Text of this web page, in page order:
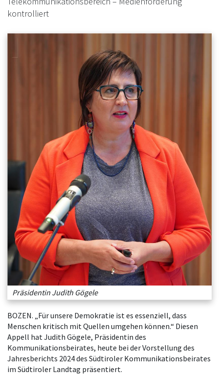
kontrolliert
Präsidentin Judith Gögele
BOZEN. „Für unsere Demokratie ist es essenziell, dass
Menschen kritisch mit Quellen umgehen können.“ Diesen
Appell hat Judith Gögele, Präsidentin des
Kommunikationsbeirates, heute bei der Vorstellung des
Jahresberichts 2024 des Südtiroler Kommunikationsbeirates
im Südtiroler Landtag präsentiert.